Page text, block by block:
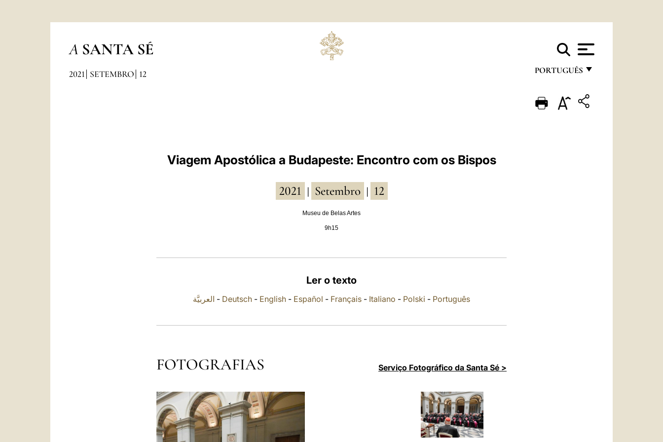
A SANTA SÉ
PORTUGUÊS
ENGLISH
2021 SETEMBRO 12
Viagem Apostólica a Budapeste: Encontro com os Bispos
2021 Setembro 12
Museu de Belas Artes
9h15
Ler o texto
العربيَّة - Deutsch - English - Español - Français - Italiano - Polski - Português
FOTOGRAFIAS Serviço Fotográfico da Santa Sé >